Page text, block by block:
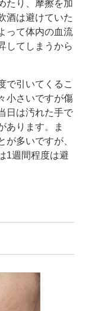
たり、摩擦を加
酒は避けていた
って体内の血流
してしまうから
で引いてくるこ
小さいですが傷
日は汚れた手で
あります。ま
多いですが、
1週間程度は避